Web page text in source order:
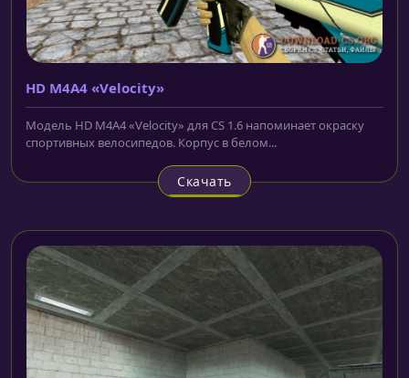
HD M4A4 «Velocity»
Модель HD M4A4 «Velocity» для CS 1.6 напоминает окраску
спортивных велосипедов. Корпус в белом...
Скачать